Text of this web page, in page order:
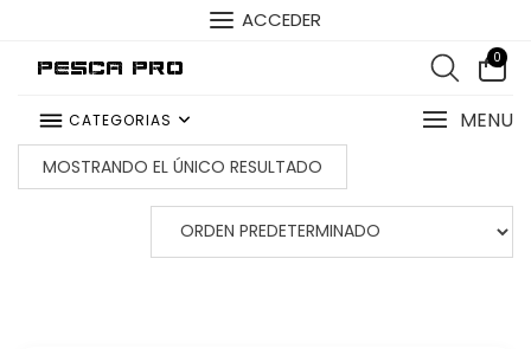
ACCEDER
Pesca Pro 0
CATEGORIAS MENU
MOSTRANDO EL ÚNICO RESULTADO